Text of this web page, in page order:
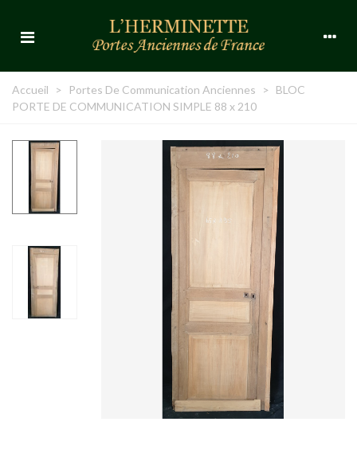
Accueil > Portes De Communication Anciennes > BLOC
PORTE DE COMMUNICATION SIMPLE 88 x 210